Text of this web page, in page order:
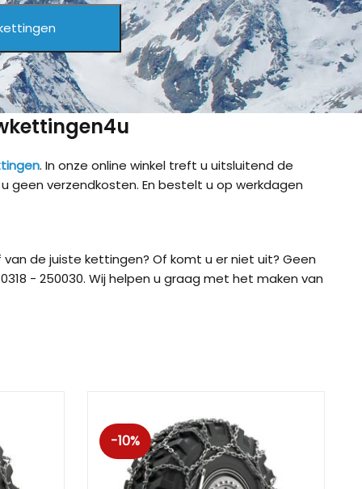
Easy-Fit CU-9 König Easy-Fit voor SUV’s
. In onze online winkel treft u uitsluitend de
geen verzendkosten. En bestelt u op werkdagen
de juiste kettingen? Of komt u er niet uit? Geen
- 250030. Wij helpen u graag met het maken van
-10%